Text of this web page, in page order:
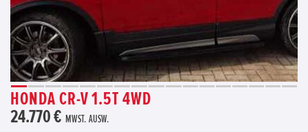
HONDA CR-V 1.5T 4WD
24.770 € MWST. AUSW.